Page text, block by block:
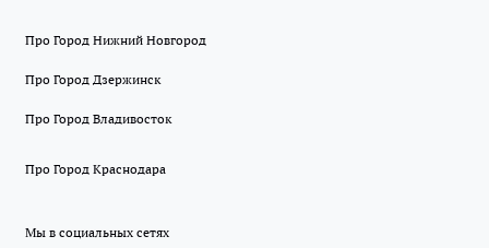
Про Город Нижний Новгород
Про Город Дзержинск
Про Город Владивосток
Про Город Краснодара
Мы в социальных сетях